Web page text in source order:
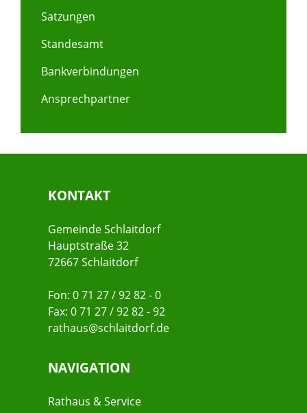
Satzungen
Standesamt
Bankverbindungen
Ansprechpartner
KONTAKT
Gemeinde Schlaitdorf
Hauptstraße 32
72667 Schlaitdorf
Fon: 0 71 27 / 92 82 - 0
Fax: 0 71 27 / 92 82 - 92
rathaus@schlaitdorf.de
NAVIGATION
Rathaus & Service